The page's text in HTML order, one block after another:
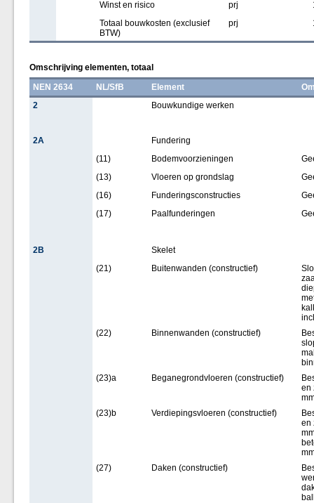
Winst en risico prj
Totaal bouwkosten (exclusief
BTW)
prj
Omschrijving elementen, totaal
NEN 2634
NL/SfB Element
2
Bouwkundige werken
2A
Fundering
(11)
Bodemvoorzieningen
(13)
Vloeren op grondslag
(16)
Funderingsconstructies
(17)
Paalfunderingen
2B
Skelet
(21)
Buitenwanden (constructief)
(22)
Binnenwanden (constructief)
(23)a
Beganegrondvloeren (constructief)
en
(23)b
Verdiepingsvloeren (constructief)
en
(27)
Daken (constructief)